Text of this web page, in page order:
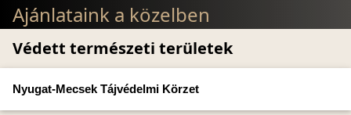
Ajánlataink a közelben
Védett természeti területek
Nyugat-Mecsek Tájvédelmi Körzet